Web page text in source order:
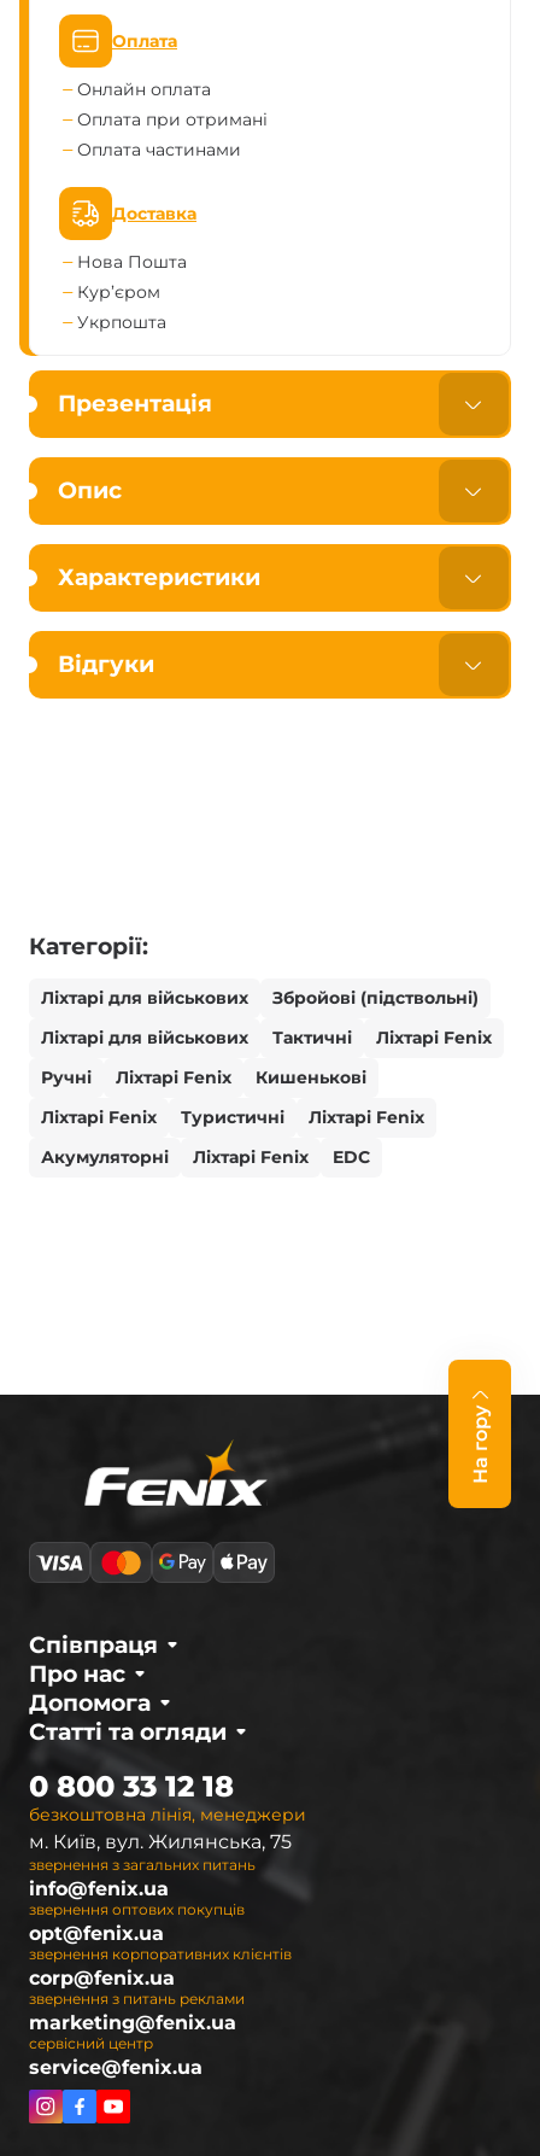
Оплата
Онлайн оплата
Оплата при отримані
Оплата частинами
Доставка
Нова Пошта
Кур’єром
Укрпошта
Презентація
Опис
Характеристики
Відгуки
Категорії:
Ліхтарі для військових
Збройові (підствольні)
Ліхтарі для військових
Тактичні
Ліхтарі Fenix
Ручні
Ліхтарі Fenix
Кишенькові
Ліхтарі Fenix
Туристичні
Ліхтарі Fenix
Акумуляторні
Ліхтарі Fenix EDC
На гору
Про нас
Співпраця
Статті та огляди
Допомога
безкоштовна лінія, менеджери
0 800 33 12 18
м. Київ, вул. Жилянська, 75
звернення з загальних питань
info@fenix.ua
звернення оптових покупців
opt@fenix.ua
звернення корпоративних клієнтів
corp@fenix.ua
звернення з питань реклами
marketing@fenix.ua
сервісний центр
service@fenix.ua